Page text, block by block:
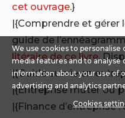
cet ouvrage.}
|{Comprendre et gérer
guide de
litéraire de ce livre.
|{Guide survie en
|{Entreprise muter ou
|{Finance d’entreprise
We use cookies to personalise
media features and to analyse
information about your use of
advertising and analytics
Cookies